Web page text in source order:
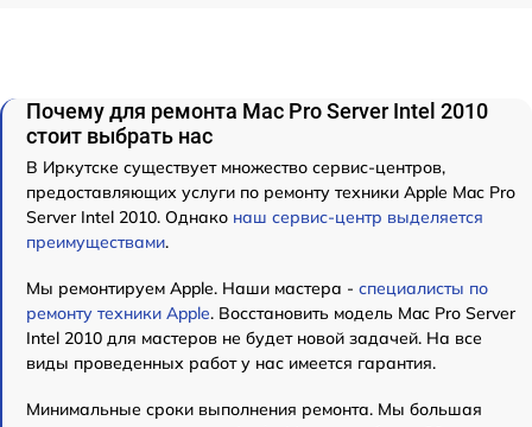
Почему для ремонта Mac Pro Server Intel 2010
стоит выбрать нас
В Иркутске существует множество сервис-центров,
предоставляющих услуги по ремонту техники Apple Mac Pro
Server Intel 2010. Однако наш сервис-центр выделяется
преимуществами.
Мы ремонтируем Apple. Наши мастера - специалисты по
ремонту техники Apple. Восстановить модель Mac Pro Server
Intel 2010 для мастеров не будет новой задачей. На все
виды проведенных работ у нас имеется гарантия.
Минимальные сроки выполнения ремонта. Мы большая